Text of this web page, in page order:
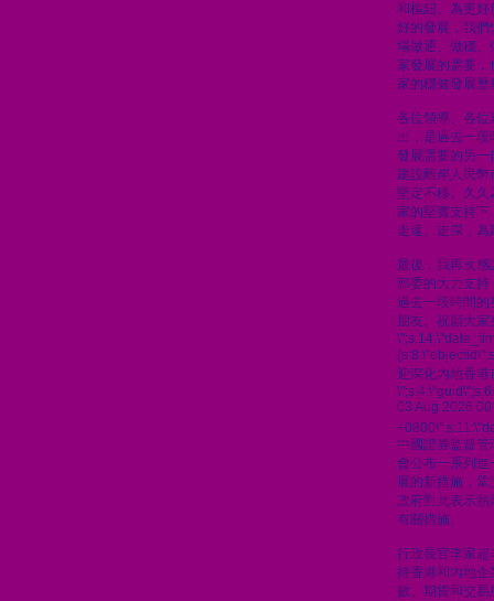
和樞紐。為更好
好的發展，我們
場做通、做穩、
家發展的需要，
家的穩健發展歷
各位領導、各位
出，是過去一
發展需要的另一
建設離岸人民幣
堅定不移、久久
家的堅實支持下
走遠、走深，
最後，我再次
部委的大力支持
過去一段時間
朋友。祝願大
迎深化內地香港
03 Aug 2026
中國證券監督管
會公布一系列進
展的新措施，
政府對此表示熱
有關措施。
行政長官李家超
持香港和內地企
數、期貨和交